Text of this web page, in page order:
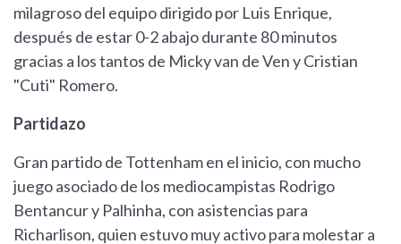
milagroso del equipo dirigido por Luis Enrique,
después de estar 0-2 abajo durante 80 minutos
gracias a los tantos de Micky van de Ven y Cristian
"Cuti" Romero.
Partidazo
Gran partido de Tottenham en el inicio, con mucho
juego asociado de los mediocampistas Rodrigo
Bentancur y Palhinha, con asistencias para
Richarlison, quien estuvo muy activo para molestar a